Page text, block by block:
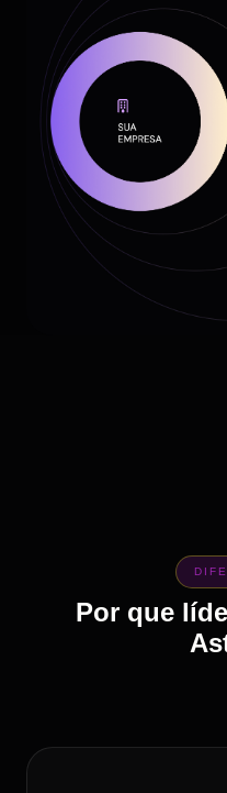
Por que